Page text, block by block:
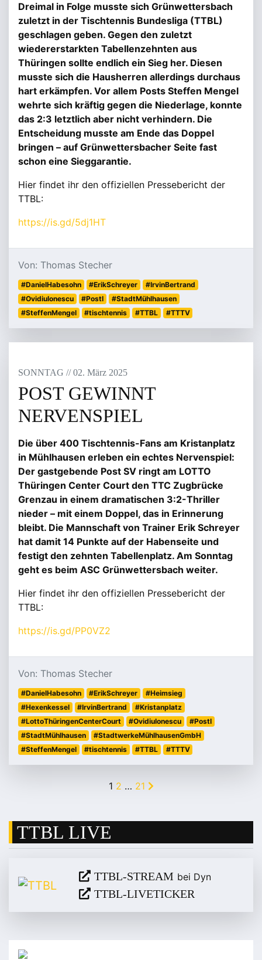
Dreimal in Folge musste sich Grünwettersbach
zuletzt in der Tischtennis Bundesliga (TTBL)
geschlagen geben. Gegen den zuletzt
wiedererstarkten Tabellenzehnten aus
Thüringen sollte endlich ein Sieg her. Diesen
musste sich die Hausherren allerdings durchaus
hart erkämpfen. Vor allem Posts Steffen Mengel
wehrte sich kräftig gegen die Niederlage, konnte
das 2:3 letztlich aber nicht verhindern. Die
Entscheidung musste am Ende das Doppel
bringen – auf Grünwettersbacher Seite fast
schon eine Sieggarantie.
Hier findet ihr den offiziellen Pressebericht der
TTBL:
https://is.gd/5dj1HT
Von: Thomas Stecher
#DanielHabesohn #ErikSchreyer
#IrvinBertrand
#OvidiuIonescu
#PostI
#StadtMühlhausen
#SteffenMengel
#tischtennis #TTBL #TTTV
SONNTAG // 02. März 2025
POST GEWINNT
NERVENSPIEL
Die über 400 Tischtennis-Fans am Kristanplatz
in Mühlhausen erleben ein echtes Nervenspiel:
Der gastgebende Post SV ringt am LOTTO
Thüringen Center Court den TTC Zugbrücke
Grenzau in einem dramatischen 3:2-Thriller
nieder – mit einem Doppel, das in Erinnerung
bleibt. Die Mannschaft von Trainer Erik Schreyer
hat damit 14 Punkte auf der Habenseite und
festigt den zehnten Tabellenplatz. Am Sonntag
geht es beim ASC Grünwettersbach weiter.
Hier findet ihr den offiziellen Pressebericht der
TTBL:
https://is.gd/PP0VZ2
Von: Thomas Stecher
#DanielHabesohn #ErikSchreyer
#Heimsieg
#Hexenkessel
#IrvinBertrand
#Kristanplatz
#LottoThüringenCenterCourt
#OvidiuIonescu
#PostI
#StadtMühlhausen
#StadtwerkeMühlhausenGmbH
#SteffenMengel
#tischtennis #TTBL #TTTV
1 2 … 21
TTBL LIVE
TTBL-STREAM bei Dyn
TTBL-LIVETICKER